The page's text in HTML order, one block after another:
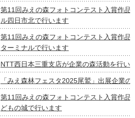
第11回みえの森フォトコンテスト入賞作品
ル四日市北で行います
第11回みえの森フォトコンテスト入賞作品
ターミナルで行います
NTT西日本三重支店が企業の森活動を行い
「みえ森林フェスタ2025尾鷲」出展企業の
第11回みえの森フォトコンテスト入賞作品
どもの城で行います